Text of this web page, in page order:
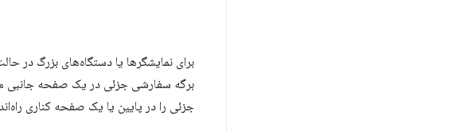
برگه سفارشی جزئی در یک صفحه جانبی
جزئی را در پایین یا یک صفحه کناری